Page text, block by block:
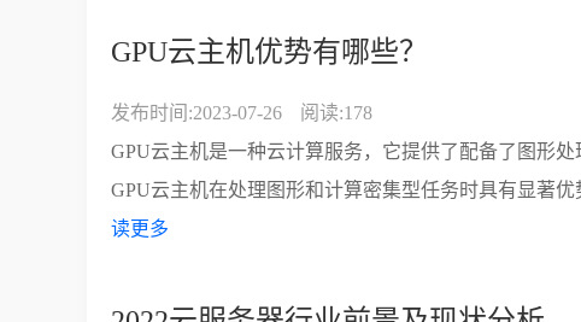
GPU云主机优势有哪些？
发布时间:2023-07-26
阅读:178
GPU云主机是一种云计算服务，它提供了配备了图形
GPU云主机在处理图形和计算密集型任务时具有显著
读更多